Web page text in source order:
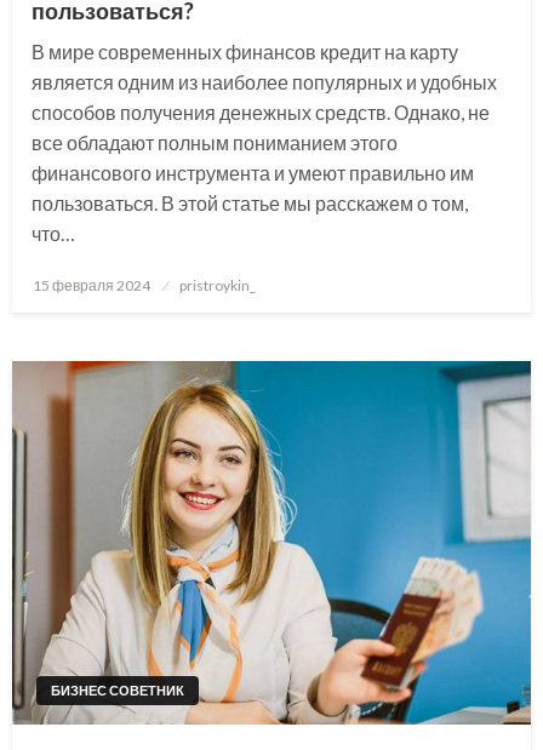
пользоваться?
В мире современных финансов кредит на карту
является одним из наиболее популярных и удобных
способов получения денежных средств. Однако, не
все обладают полным пониманием этого
финансового инструмента и умеют правильно им
пользоваться. В этой статье мы расскажем о том,
что…
Posted
15 февраля 2024 pristroykin_
БИЗНЕС СОВЕТНИК